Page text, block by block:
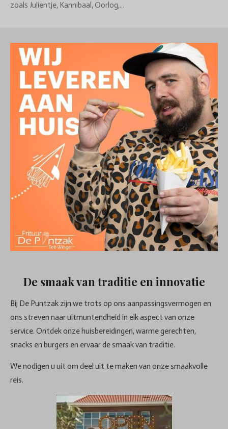
zoals Julientje, Kannibaal, Oorlog,...
De smaak van traditie en innovatie
Bij De Puntzak zijn we trots op ons aanpassingsvermogen en
ons streven naar uitmuntendheid in elk aspect van onze
service. Ontdek onze huisbereidingen, warme gerechten,
snacks en burgers en ervaar de smaak van traditie.
We nodigen u uit om deel uit te maken van onze smaakvolle
reis.